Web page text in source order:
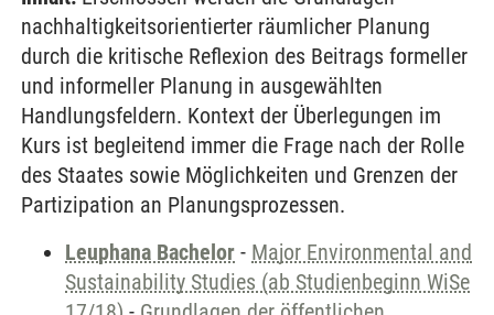
nachhaltigkeitsorientierter räumlicher Planung
durch die kritische Reflexion des Beitrags formeller
und informeller Planung in ausgewählten
Handlungsfeldern. Kontext der Überlegungen im
Kurs ist begleitend immer die Frage nach der Rolle
des Staates sowie Möglichkeiten und Grenzen der
Partizipation an Planungsprozessen.
Leuphana Bachelor - Major Environmental and
Sustainability Studies (ab Studienbeginn WiSe